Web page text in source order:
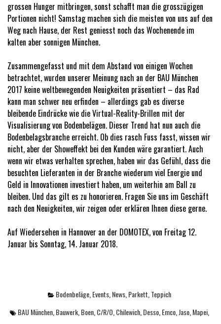
grossen Hunger mitbringen, sonst schafft man die grosszügigen
Portionen nicht! Samstag machen sich die meisten von uns auf den
Weg nach Hause, der Rest geniesst noch das Wochenende im
kalten aber sonnigen München.
Zusammengefasst und mit dem Abstand von einigen Wochen
betrachtet, wurden unserer Meinung nach an der BAU München
2017 keine weltbewegenden Neuigkeiten präsentiert – das Rad
kann man schwer neu erfinden – allerdings gab es diverse
bleibende Eindrücke wie die Virtual-Reality-Brillen mit der
Visualisierung von Bodenbelägen. Dieser Trend hat nun auch die
Bodenbelagsbranche erreicht. Ob dies rasch Fuss fasst, wissen wir
nicht, aber der Showeffekt bei den Kunden wäre garantiert. Auch
wenn wir etwas verhalten sprechen, haben wir das Gefühl, dass die
besuchten Lieferanten in der Branche wiederum viel Energie und
Geld in Innovationen investiert haben, um weiterhin am Ball zu
bleiben. Und das gilt es zu honorieren. Fragen Sie uns im Geschäft
nach den Neuigkeiten, wir zeigen oder erklären Ihnen diese gerne.
Auf Wiedersehen in Hannover an der DOMOTEX, von Freitag 12.
Januar bis Sonntag, 14. Januar 2018.
Bodenbeläge,Events,News,Parkett,Teppich
BAU München,Bauwerk,Boen,C/R/O,Chilewich,Desso,Emco,Jaso,Mapei,